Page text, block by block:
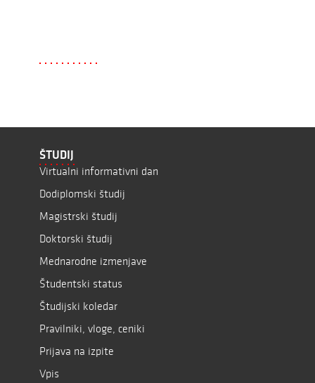
ŠTUDIJ
Virtualni informativni dan
Dodiplomski študij
Magistrski študij
Doktorski študij
Mednarodne izmenjave
Študentski status
Študijski koledar
Pravilniki, vloge, ceniki
Prijava na izpite
Vpis